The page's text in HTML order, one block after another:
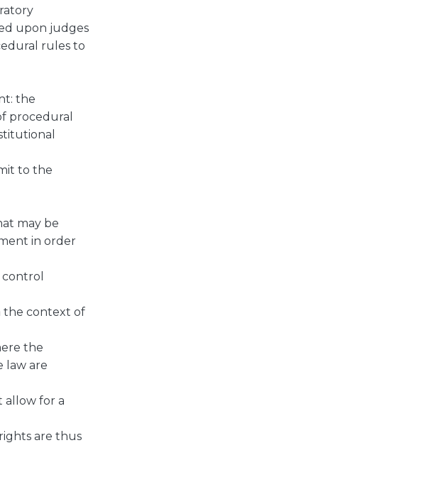
upon judges
rules to
the
procedural
to the
may be
in order
the context of
the
law are
for a
are thus